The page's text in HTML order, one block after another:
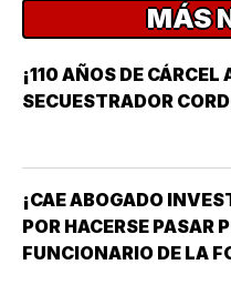
MÁS
¡110 AÑOS DE CÁRCEL
SECUESTRADOR
¡CAE ABOGADO
POR HACERSE PASAR
FUNCIONARIO DE LA